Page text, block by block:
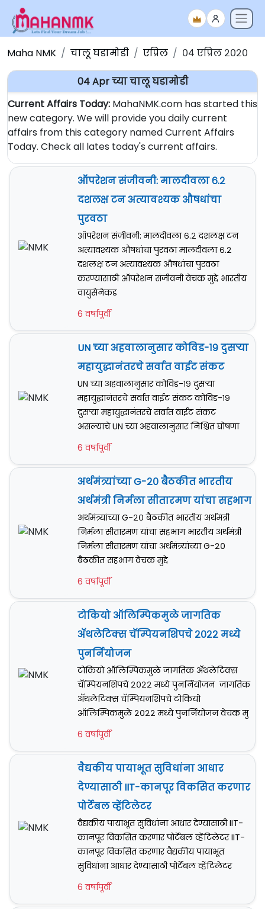
Maha NMK चालू घडामोडी एप्रिल ०४ एप्रिल २०२०
04 Apr च्या चालू घडामोडी
Current Affairs Today: MahaNMK.com has started this
new category. We will provide you daily current
affairs from this category named Current Affairs
Today. Check all lates today's current affairs.
ऑपरेशन संजीवनी: मालदीवला ६.२
दशलक्ष टन अत्यावश्यक औषधांचा
पुरवठा
ऑपरेशन संजीवनी: मालदीवला ६.२ दशलक्ष टन
अत्यावश्यक औषधांचा पुरवठा मालदीवला ६.२
दशलक्ष टन अत्यावश्यक औषधांचा पुरवठा
करण्यासाठी ऑपरेशन संजीवनी वेचक मुद्दे भारतीय
वायुसेनेकड
6 वर्षापूर्वी
UN च्या अहवालानुसार कोविड-१९ दुसर्‍या
महायुद्धानंतरचे सर्वात वाईट संकट
UN च्या अहवालानुसार कोविड-१९ दुसर्‍या
महायुद्धानंतरचे सर्वात वाईट संकट कोविड-१९
दुसर्‍या महायुद्धानंतरचे सर्वात वाईट संकट
असल्याचे UN च्या अहवालानुसार निश्चित घोषणा
6 वर्षापूर्वी
अर्थमंत्र्यांच्या G-२० बैठकीत भारतीय
अर्थमंत्री निर्मला सीतारमण यांचा सहभाग
अर्थमंत्र्यांच्या G-२० बैठकीत भारतीय अर्थमंत्री
निर्मला सीतारमण यांचा सहभाग भारतीय अर्थमंत्री
निर्मला सीतारमण यांचा अर्थमंत्र्यांच्या G-२०
बैठकीत सहभाग वेचक मुद्दे
6 वर्षापूर्वी
टोकियो ऑलिम्पिकमुळे जागतिक
अ‍ॅथलेटिक्स चॅम्पियनशिपचे २०२२ मध्ये
पुनर्नियोजन
टोकियो ऑलिम्पिकमुळे जागतिक अ‍ॅथलेटिक्स
चॅम्पियनशिपचे २०२२ मध्ये पुनर्नियोजन जागतिक
अ‍ॅथलेटिक्स चॅम्पियनशिपचे टोकियो
ऑलिम्पिकमुळे २०२२ मध्ये पुनर्नियोजन वेचक मु
6 वर्षापूर्वी
वैद्यकीय पायाभूत सुविधांना आधार
देण्यासाठी IIT-कानपूर विकसित करणार
पोर्टेबल व्हेंटिलेटर
वैद्यकीय पायाभूत सुविधांना आधार देण्यासाठी IIT-
कानपूर विकसित करणार पोर्टेबल व्हेंटिलेटर IIT-
कानपूर विकसित करणार वैद्यकीय पायाभूत
सुविधांना आधार देण्यासाठी पोर्टेबल व्हेंटिलेटर
6 वर्षापूर्वी